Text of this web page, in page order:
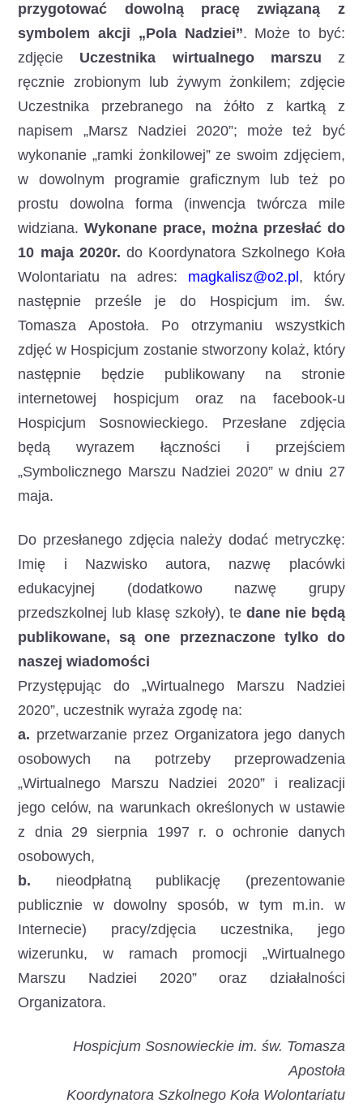
przygotować dowolną pracę związaną z
symbolem akcji „Pola Nadziei”. Może to być:
zdjęcie Uczestnika wirtualnego marszu z
ręcznie zrobionym lub żywym żonkilem; zdjęcie
Uczestnika przebranego na żółto z kartką z
napisem „Marsz Nadziei 2020”; może też być
wykonanie „ramki żonkilowej” ze swoim zdjęciem,
w dowolnym programie graficznym lub też po
prostu dowolna forma (inwencja twórcza mile
widziana.Wykonane prace, można przesłać do
10 maja 2020r. do Koordynatora Szkolnego Koła
Wolontariatu na adres: magkalisz@o2.pl , który
następnie prześle je do Hospicjum im. św.
Tomasza Apostoła. Po otrzymaniu wszystkich
zdjęć w Hospicjum zostanie stworzony kolaż, który
następnie będzie publikowany na stronie
internetowej hospicjum oraz na facebook-u
Hospicjum Sosnowieckiego. Przesłane zdjęcia
będą wyrazem łączności i przejściem
„Symbolicznego Marszu Nadziei 2020” w dniu 27
maja.
Do przesłanego zdjęcia należy dodać metryczkę:
Imię i Nazwisko autora, nazwę placówki
edukacyjnej (dodatkowo nazwę grupy
przedszkolnej lub klasę szkoły), te dane nie będą
publikowane, są one przeznaczone tylko do
naszej wiadomości
Przystępując do „Wirtualnego Marszu Nadziei
2020”, uczestnik wyraża zgodę na:
a. przetwarzanie przez Organizatora jego danych
osobowych na potrzeby przeprowadzenia
„Wirtualnego Marszu Nadziei 2020” i realizacji
jego celów, na warunkach określonych w ustawie
z dnia 29 sierpnia 1997 r. o ochronie danych
osobowych,
b. nieodpłatną publikację (prezentowanie
publicznie w dowolny sposób, w tym m.in. w
Internecie) pracy/zdjęcia uczestnika, jego
wizerunku, w ramach promocji „Wirtualnego
Marszu Nadziei 2020” oraz działalności
Organizatora.
Hospicjum Sosnowieckie im. św. Tomasza
Apostoła
Koordynatora Szkolnego Koła Wolontariatu